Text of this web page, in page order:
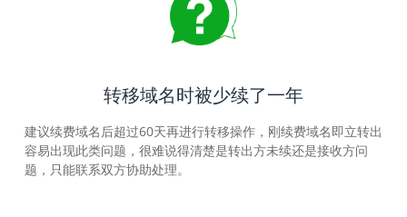
转移域名时被少续了一年
建议续费域名后超过60天再进行转移操作，刚续费域名即立转出
容易出现此类问题，很难说得清楚是转出方未续还是接收方问
题，只能联系双方协助处理。